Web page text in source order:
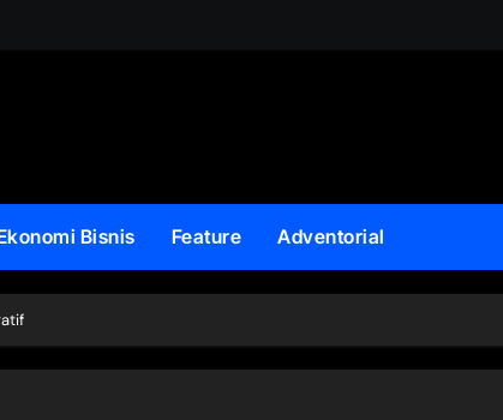
Bisnis Feature Adventorial